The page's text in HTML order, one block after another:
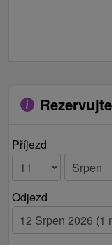
Příjezd
Odjezd